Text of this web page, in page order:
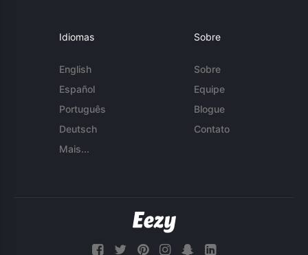
Idiomas
English
Español
Português
Deutsch
Mais...
Sobre
Sobre
Equipe
Blogue
Contato